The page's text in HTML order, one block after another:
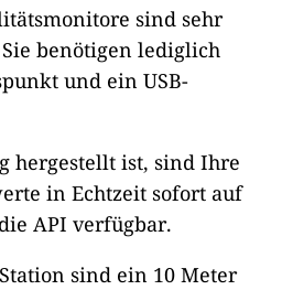
sind sehr
benötigen lediglich
und ein USB-
hergestellt ist, sind Ihre
in Echtzeit sofort auf
API verfügbar.
sind ein 10 Meter